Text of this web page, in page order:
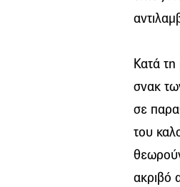
Κατά
σνακ
σε
του
ακριβό